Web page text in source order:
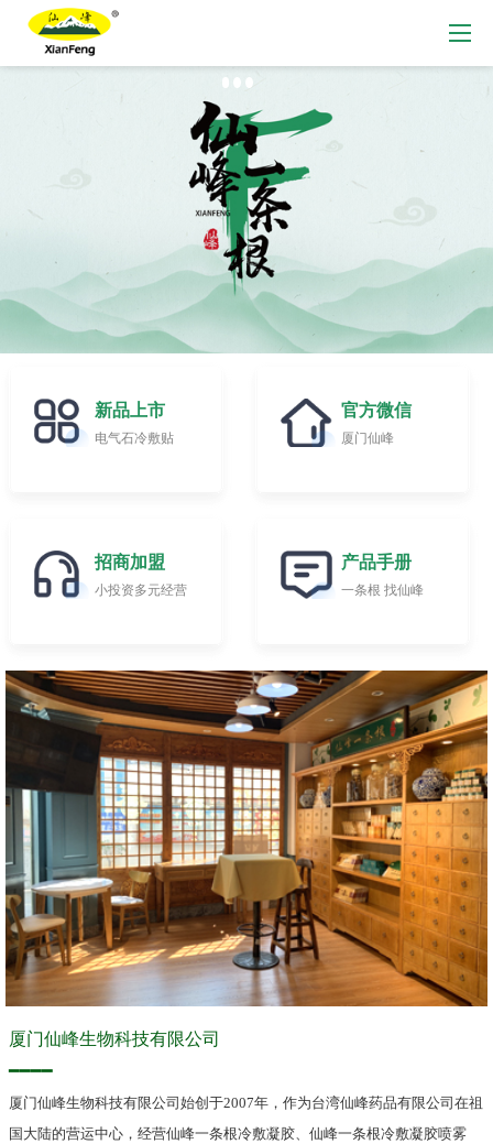
新品上市
电气石冷敷贴
官方微信
厦门仙峰
招商加盟
小投资多元经营
产品手册
一条根 找仙峰
厦门仙峰生物科技有限公司
━━━━
厦门仙峰生物科技有限公司始创于2007年，作为台湾仙峰药品有限公司在祖
国大陆的营运中心，经营仙峰一条根冷敷凝胶、仙峰一条根冷敷凝胶喷雾